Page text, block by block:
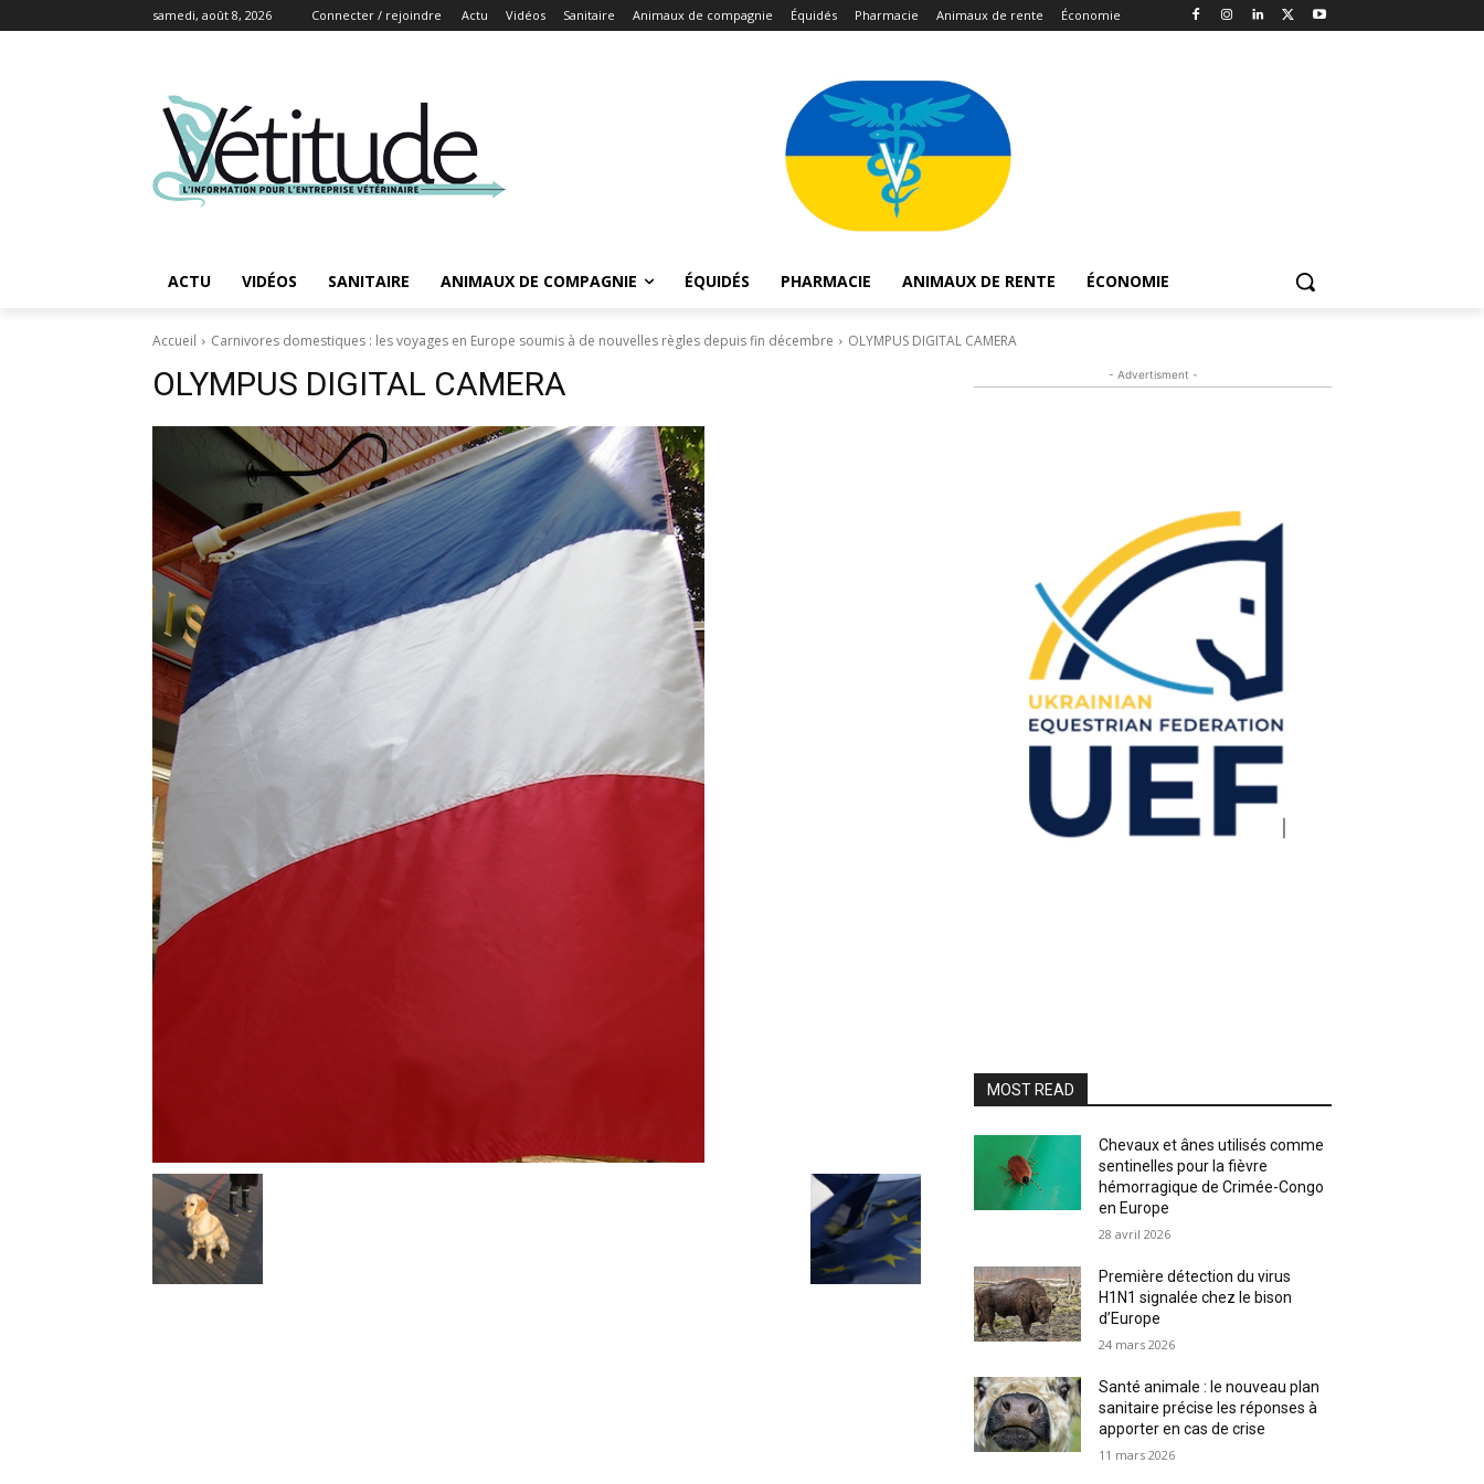
samedi, août 8, 2026 Connecter / rejoindre Actu Vidéos Sanitaire Animaux de compagnie Équidés Pharmacie Animaux de rente Économie
ACTU VIDÉOS SANITAIRE ANIMAUX DE COMPAGNIE ÉQUIDÉS PHARMACIE ANIMAUX DE RENTE ÉCONOMIE
Accueil Carnivores domestiques : les voyages en Europe soumis à de nouvelles règles depuis fin décembre OLYMPUS DIGITAL CAMERA
OLYMPUS DIGITAL CAMERA - Advertisment -
MOST READ
Chevaux et ânes utilisés comme
sentinelles pour la fièvre
hémorragique de Crimée-Congo
en Europe
28 avril 2026
Première détection du virus
H1N1 signalée chez le bison
d’Europe
24 mars 2026
Santé animale : le nouveau plan
sanitaire précise les réponses à
apporter en cas de crise
11 mars 2026